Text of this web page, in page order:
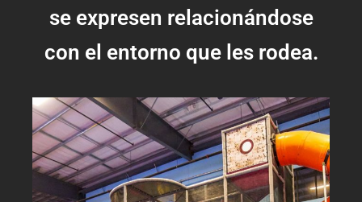
se expresen relacionándose
con el entorno que les rodea.